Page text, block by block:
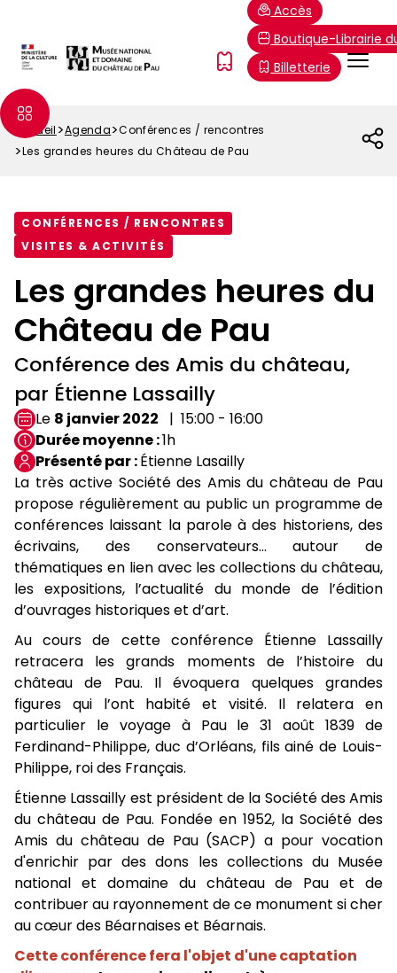
contenu
principal
Menu
FR
Accès
Boutique-Librairie
Billetterie
Fil
Accueil Agenda
Conférences / rencontres
Les grandes heures du Château de Pau
CONFÉRENCES / RENCONTRES
VISITES & ACTIVITÉS
Les grandes heures du
Château de Pau
Conférence des Amis du château,
par Étienne Lassailly
Le 8 janvier 2022
15:00 - 16:00
Durée moyenne 1h
Présenté par Étienne Lasailly
La très active Société des Amis du château de Pau
propose régulièrement au public un programme de
conférences laissant la parole à des historiens, des
écrivains, des conservateurs… autour de
thématiques en lien avec les collections du château,
les expositions, l’actualité du monde de l’édition
d’ouvrages historiques et d’art.
Au cours de cette conférence Étienne Lassailly
retracera les grands moments de l’histoire du
château de Pau. Il évoquera quelques grandes
figures qui l’ont habité et visité. Il relatera en
particulier le voyage à Pau le 31 août 1839 de
Ferdinand-Philippe, duc d’Orléans, fils ainé de Louis-
Philippe, roi des Français.
Étienne Lassailly est président de la Société des Amis
du château de Pau. Fondée en 1952, la Société des
Amis du château de Pau (SACP) a pour vocation
d'enrichir par des dons les collections du Musée
national et domaine du château de Pau et de
contribuer au rayonnement de ce monument si cher
au cœur des Béarnaises et Béarnais.
Cette conférence fera l'objet d'une captation